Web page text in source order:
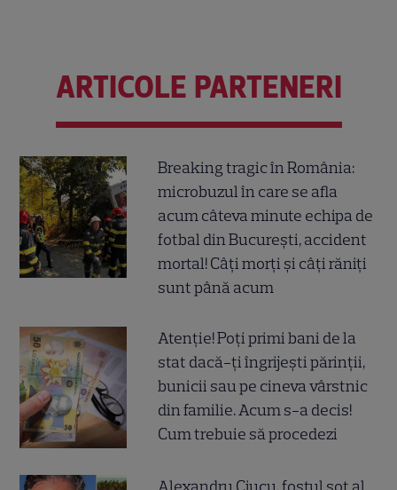
ARTICOLE PARTENERI
Breaking tragic în România:
microbuzul în care se afla
acum câteva minute echipa de
fotbal din București, accident
mortal! Câți morți și câți răniți
sunt până acum
Atenție! Poți primi bani de la
stat dacă-ți îngrijești părinții,
bunicii sau pe cineva vârstnic
din familie. Acum s-a decis!
Cum trebuie să procedezi